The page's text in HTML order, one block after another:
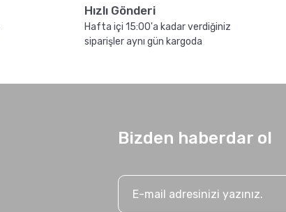
Hızlı Gönderi
Hafta içi 15:00'a kadar verdiğiniz
siparişler aynı gün kargoda
Bizden haberdar ol